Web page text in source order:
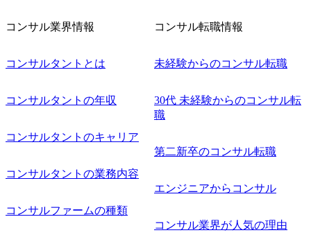
コンサル業界情報
コンサルタントとは
コンサルタントの年収
コンサルタントのキャリア
コンサルタントの業務内容
コンサルファームの種類
コンサル転職情報
未経験からのコンサル転職
30代 未経験からのコンサル転
職
第二新卒のコンサル転職
エンジニアからコンサル
コンサル業界が人気の理由